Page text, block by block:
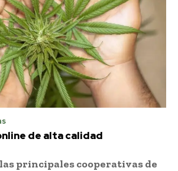
de alta calidad
principales cooperativas de